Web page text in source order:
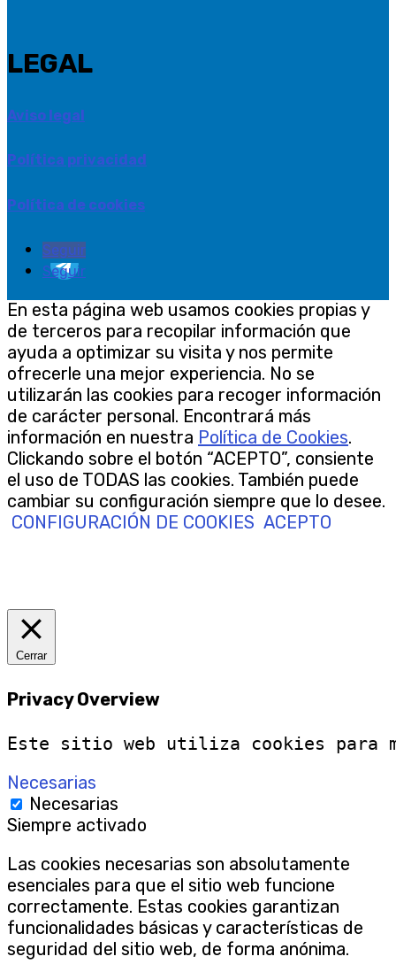
LEGAL
Aviso legal
Política privacidad
Política de cookies
Seguir
Seguir
En esta página web usamos cookies propias y
de terceros para recopilar información que
ayuda a optimizar su visita y nos permite
ofrecerle una mejor experiencia. No se
utilizarán las cookies para recoger información
de carácter personal. Encontrará más
información en nuestra Política de Cookies.
Clickando sobre el botón “ACEPTO”, consiente
el uso de TODAS las cookies. También puede
cambiar su configuración siempre que lo desee.
CONFIGURACIÓN DE COOKIES ACEPTO
Cerrar
Privacy Overview
Este sitio web utiliza cookies para
Necesarias
Necesarias
Siempre activado
Las cookies necesarias son absolutamente
esenciales para que el sitio web funcione
correctamente. Estas cookies garantizan
funcionalidades básicas y características de
seguridad del sitio web, de forma anónima.